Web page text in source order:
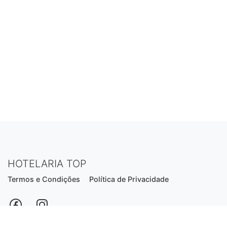
HOTELARIA TOP
Termos e Condições Política de Privacidade